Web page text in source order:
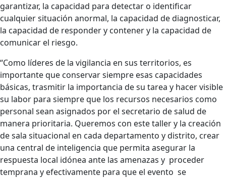
garantizar, la capacidad para detectar o identificar
cualquier situación anormal, la capacidad de diagnosticar,
la capacidad de responder y contener y la capacidad de
comunicar el riesgo.
“Como líderes de la vigilancia en sus territorios, es
importante que conservar siempre esas capacidades
básicas, trasmitir la importancia de su tarea y hacer visible
su labor para siempre que los recursos necesarios como
personal sean asignados por el secretario de salud de
manera prioritaria. Queremos con este taller y la creación
de sala situacional en cada departamento y distrito, crear
una central de inteligencia que permita asegurar la
respuesta local idónea ante las amenazas y proceder
temprana y efectivamente para que el evento se